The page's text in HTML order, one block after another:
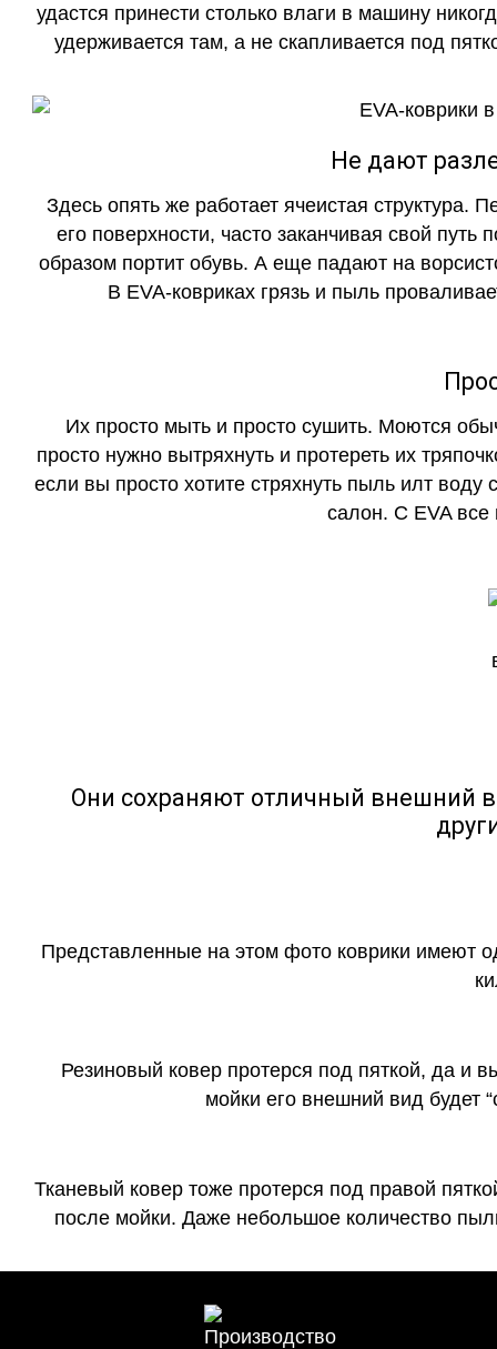
удастся принести столько влаги в машину
удерживается там, а не скапливается под
Не дают
Здесь опять же работает ячеистая структура.
его поверхности, часто заканчивая свой
образом портит обувь. А еще падают на
В EVA-ковриках грязь и пыль
Их просто мыть и просто сушить. Моются
просто нужно вытряхнуть и протереть их
если вы просто хотите стряхнуть пыль илт воду
салон. С EVA все
Они сохраняют отличный внешний
Представленные на этом фото коврики имеют
Резиновый ковер протерся под пяткой, да и
мойки его внешний вид будет
Тканевый ковер тоже протерся под правой
после мойки. Даже небольшое количество